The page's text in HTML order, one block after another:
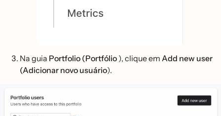
Na guia Portfolio (Portfólio ), clique em Add new user
(Adicionar novo usuário).